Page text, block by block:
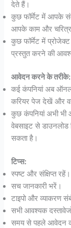
देते हैं।
कुछ फॉर्मेट में आपके
आपके काम और
कुछ फॉर्मेट में
प्रस्तुत करने की
आवेदन करने के तरीके:
कई कंपनियां अब
करियर पेज देखें और
कुछ कंपनियां अभी भी
वेबसाइट से डाउनलोड
सकता है।
टिप्स:
स्पष्ट और संक्षिप्त रहें।
सच जानकारी भरें।
टाइपो और व्याकरण
सभी आवश्यक
समय से पहले आवेदन